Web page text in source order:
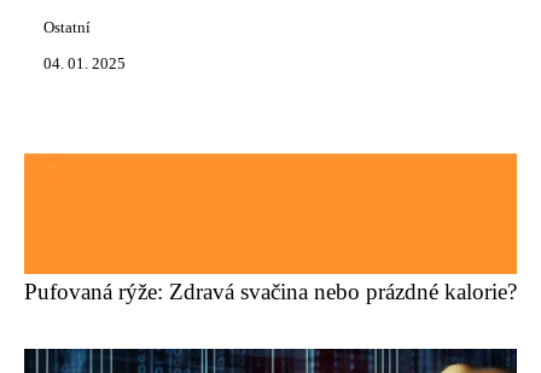
Ostatní
04. 01. 2025
Pufovaná rýže: Zdravá svačina nebo prázdné kalorie?